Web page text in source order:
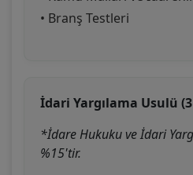
• Branş Testleri
İdari Yargılama Usulü
*İdare Hukuku ve İdari
%15'tir.